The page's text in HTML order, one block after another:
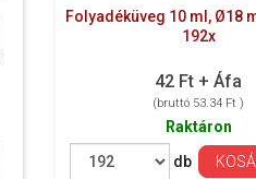
Folyadéküveg 10 ml, Ø18
192x
42 Ft + Áfa
(bruttó 53.34 Ft )
Raktáron
db